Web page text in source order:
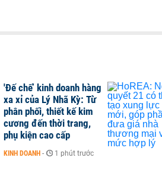
'Đế chế’ kinh doanh hàng
xa xỉ của Lý Nhã Kỳ: Từ
phân phối, thiết kế kim
cương đến thời trang,
phụ kiện cao cấp
KINH DOANH - 1 phút trước